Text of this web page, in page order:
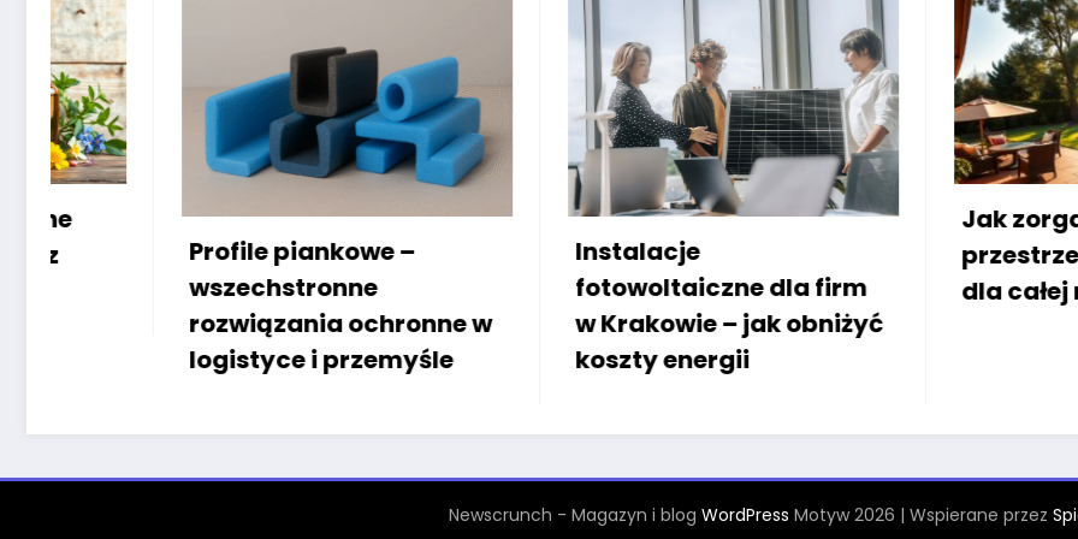
Profile piankowe –
wszechstronne
rozwiązania ochronne w
logistyce i przemyśle
Instalacje
fotowoltaiczne dla firm
w Krakowie – jak obniżyć
koszty energii
Jak zorganizować
przestrzeń wokół
dla całej rodziny
Newscrunch - Magazyn i blog WordPress Motyw 2026 | Wspierane przez